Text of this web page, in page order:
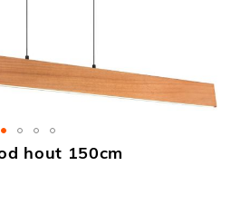
hout 150cm